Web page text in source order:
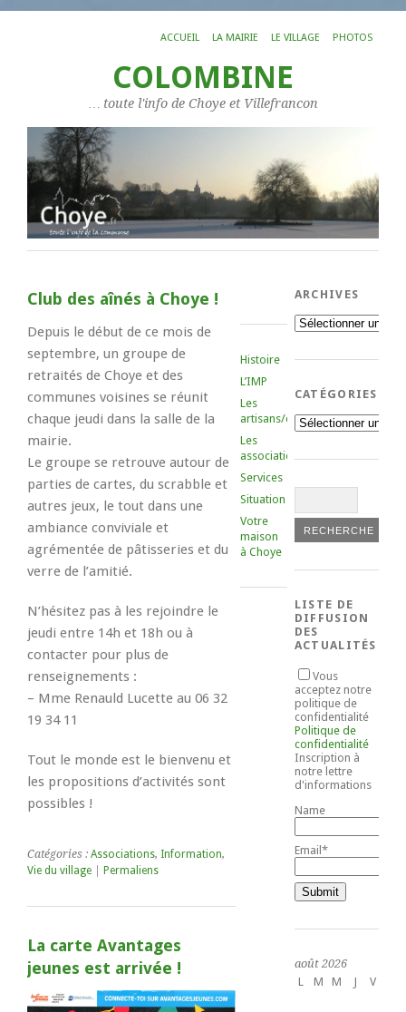
ACCUEIL LA MAIRIE LE VILLAGE PHOTOS
COLOMBINE
… toute l'info de Choye et Villefrancon
Club des aînés à Choye !
Depuis le début de ce mois de
septembre, un groupe de
retraités de Choye et des
communes voisines se réunit
chaque jeudi dans la salle de la
mairie.
Le groupe se retrouve autour de
parties de cartes, du scrabble et
autres jeux, le tout dans une
ambiance conviviale et
agrémentée de pâtisseries et du
verre de l’amitié.
N’hésitez pas à les rejoindre le
jeudi entre 14h et 18h ou à
contacter pour plus de
renseignements :
– Mme Renauld Lucette au 06 32
19 34 11
Tout le monde est le bienvenu et
les propositions d’activités sont
possibles !
Catégories : Associations, Information,
Vie du village
Permaliens
La carte Avantages
jeunes est arrivée !
Histoire
L’IMP
Les
artisans/commerçants
Les
associations
Services
Situation
Votre
maison
à Choye
ARCHIVES
Archives
CATÉGORIES
Catégories
LISTE DE
DIFFUSION
DES
ACTUALITÉS
Vous
acceptez notre
politique de
confidentialité
Politique de
confidentialité
Inscription à
notre lettre
d'informations
Name
Email*
août 2026
L
M M J V